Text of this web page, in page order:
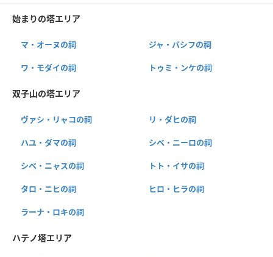
始まりの塔エリア
マ・オーヌの祠 ジャ・バシフの祠
ワ・モダイの祠 トゥミ・ンケの祠
双子山の塔エリア
ヴァシ・リャコの祠 リ・ダヒの祠
ハユ・ダマの祠 シベ・ニーロの祠
シベ・ニャスの祠 トト・イサの祠
タロ・ニヒの祠 ヒロ・ヒラの祠
ラーナ・ロキの祠
ハテノ塔エリア